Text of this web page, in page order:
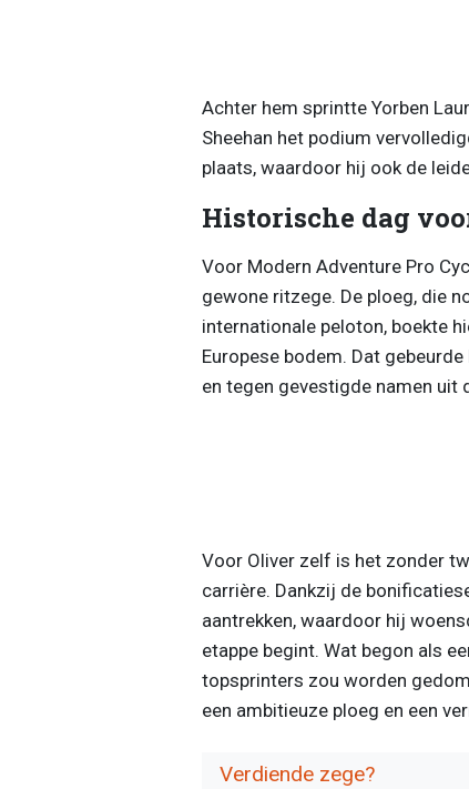
Achter hem sprintte Yorben
Sheehan het podium
plaats, waardoor hij ook de
Historische dag
Voor Modern Adventure Pro
gewone ritzege. De ploeg, die
internationale peloton, boekte
Europese bodem. Dat
en tegen gevestigde namen uit
Voor Oliver zelf is het zonder
carrière. Dankzij de
aantrekken, waardoor hij
etappe begint. Wat begon als
topsprinters zou worden
een ambitieuze ploeg en een
Verdiende zege?